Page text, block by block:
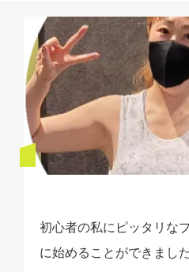
初心者の私にピッタリな
に始めることができまし